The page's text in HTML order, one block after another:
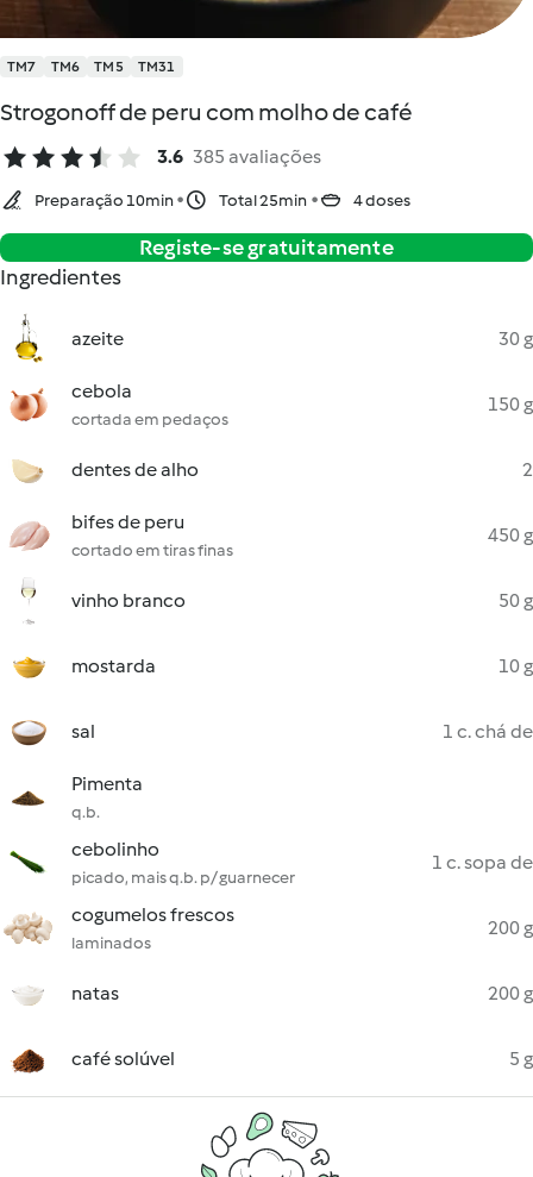
TM7 TM6 TM5 TM31
Strogonoff de peru com molho de café
3.6 385 avaliações
Preparação 10min Total 25min 4 doses
Registe-se gratuitamente
Ingredientes
azeite 30 g
cebola
cortada em pedaços
150 g
dentes de alho 2
bifes de peru
cortado em tiras finas
450 g
vinho branco 50 g
mostarda 10 g
sal 1 c. chá de
Pimenta
q.b.
cebolinho
picado, mais q.b. p/ guarnecer
1 c. sopa de
cogumelos frescos
laminados
200 g
natas 200 g
café solúvel 5 g